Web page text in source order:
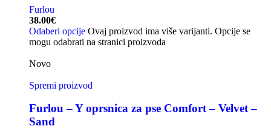
Furlou
38.00€
Odaberi opcije Ovaj proizvod ima više varijanti. Opcije se
mogu odabrati na stranici proizvoda
Novo
Spremi proizvod
Furlou – Y oprsnica za pse Comfort – Velvet –
Sand